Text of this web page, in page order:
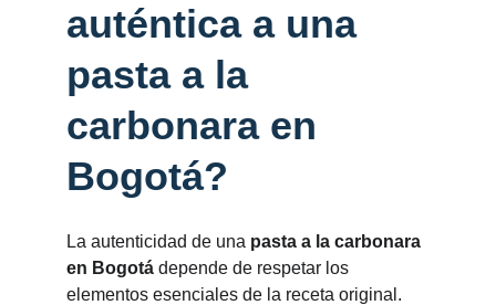
auténtica a una
pasta a la
carbonara en
Bogotá?
La autenticidad de una pasta a la carbonara
en Bogotá depende de respetar los
elementos esenciales de la receta original.